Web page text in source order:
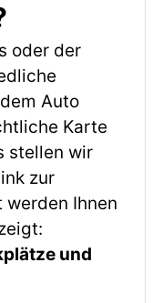
oder der
Auto
Karte
stellen wir
zur
werden Ihnen
und